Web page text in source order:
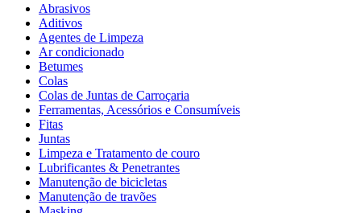
Abrasivos
Aditivos
Agentes de Limpeza
Ar condicionado
Betumes
Colas
Colas de Juntas de Carroçaria
Ferramentas, Acessórios e Consumíveis
Fitas
Juntas
Limpeza e Tratamento de couro
Lubrificantes & Penetrantes
Manutenção de bicicletas
Manutenção de travões